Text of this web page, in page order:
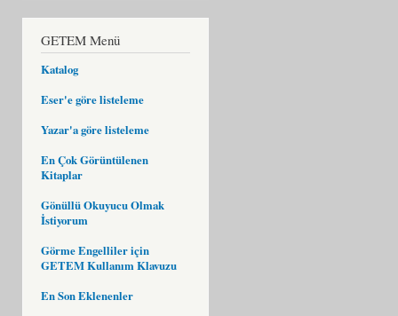
GETEM Menü
Katalog
Eser'e göre listeleme
Yazar'a göre listeleme
En Çok Görüntülenen
Kitaplar
Gönüllü Okuyucu Olmak
İstiyorum
Görme Engelliler için
GETEM Kullanım Klavuzu
En Son Eklenenler